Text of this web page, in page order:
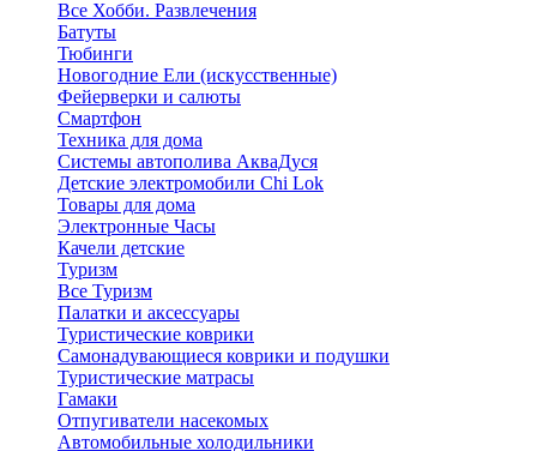
Все Хобби. Развлечения
Батуты
Тюбинги
Новогодние Ели (искусственные)
Фейерверки и салюты
Смартфон
Техника для дома
Системы автополива АкваДуся
Детские электромобили Chi Lok
Товары для дома
Электронные Часы
Качели детские
Туризм
Все Туризм
Палатки и аксессуары
Туристические коврики
Самонадувающиеся коврики и подушки
Туристические матрасы
Гамаки
Отпугиватели насекомых
Автомобильные холодильники